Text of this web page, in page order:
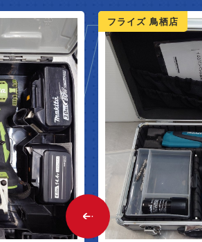
フライズ 鳥栖店